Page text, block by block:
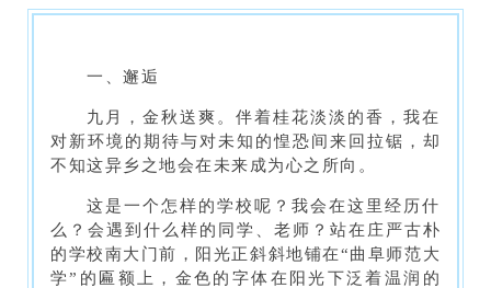
一、 邂逅
九月，金秋送爽。伴着桂花淡淡的香，我在
对新环境的期待与对未知的惶恐间来回拉锯，却
不知这异乡之地会在未来成为心之所向。
这是一个怎样的学校呢？我会在这里经历什
么？会遇到什么样的同学、老师？站在庄严古朴
的学校南大门前，阳光正斜斜地铺在“曲阜师范大
学”的匾额上，金色的字体在阳光下泛着温润的